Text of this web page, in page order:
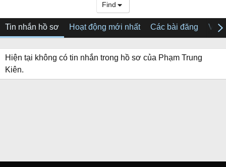
Find
Tin nhắn hồ sơ Hoạt động mới nhất Các bài đăng Về
Hiện tại không có tin nhắn trong hồ sơ của Phạm Trung
Kiên.